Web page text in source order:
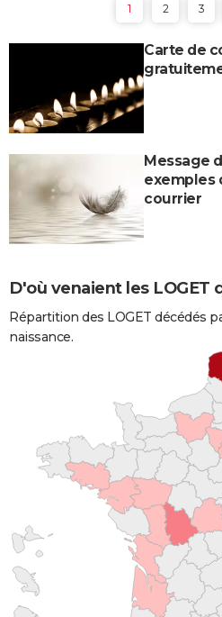
1 2 3
Carte de
Message
exemples
courrier
D'où venaient les LOGET
Répartition des LOGET décédés
naissance.